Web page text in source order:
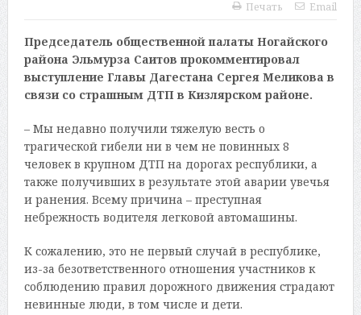
Печать
Email
Председатель общественной палаты Ногайского
района Эльмурза Саитов прокомментировал
выступление Главы Дагестана Сергея Меликова в
связи со страшным ДТП в Кизлярском районе.
– Мы недавно получили тяжелую весть о
трагической гибели ни в чем не повинных 8
человек в крупном ДТП на дорогах республики, а
также получивших в результате этой аварии увечья
и ранения. Всему причина – преступная
небрежность водителя легковой автомашины.
К сожалению, это не первый случай в республике,
из-за безответственного отношения участников к
соблюдению правил дорожного движения страдают
невинные люди, в том числе и дети.